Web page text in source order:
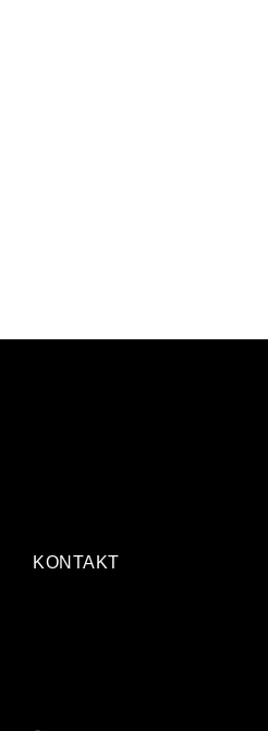
KONTAKT